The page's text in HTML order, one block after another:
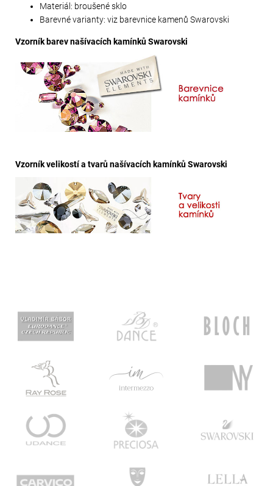
Materiál: broušené sklo
Barevné varianty: viz barevnice kamenů Swarovski
Vzorník barev našívacích kamínků Swarovski
Vzorník velikostí a tvarů našívacích kamínků Swarovski